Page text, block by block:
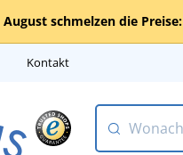
schmelzen die Preise:
Kontakt